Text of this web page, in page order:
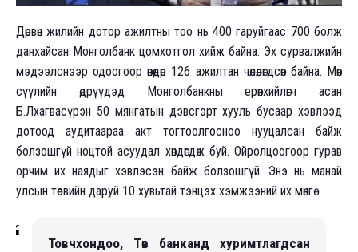
Дөрвөн жилийн дотор ажилтны тоо нь 400 гаруйгаас 700 болж
данхайсан Монголбанк цомхотгол хийж байна. Эх сурвалжийн
мэдээлснээр одоогоор өнөөдөр 126 ажилтан чөлөөлөгдсөн байна. Мөн
сүүлийн өдрүүдэд Монголбанкны ерөнхийлөгч асан
Б.Лхагвасүрэн 50 мянгатын дэвсгэрт хууль бусаар хэвлээд
дотоод аудитаараа акт тогтоолгосноо нууцалсан байж
болзошгүй ноцтой асуудал хөндөгдөж буй. Ойролцоогоор гурав
орчим их наядыг хэвлэсэн байж болзошгүй. Энэ нь манай
улсын төсвийн даруй 10 хувьтай тэнцэх хэмжээний их мөнгө.
Товчхондоо, Төв банканд хуримтлагдсан